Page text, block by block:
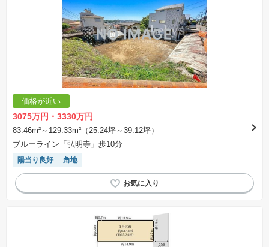
価格が近い
3075万円・3330万円
83.46m²～129.33m²（25.24坪～39.12坪）
ブルーライン「弘明寺」歩10分
陽当り良好 角地